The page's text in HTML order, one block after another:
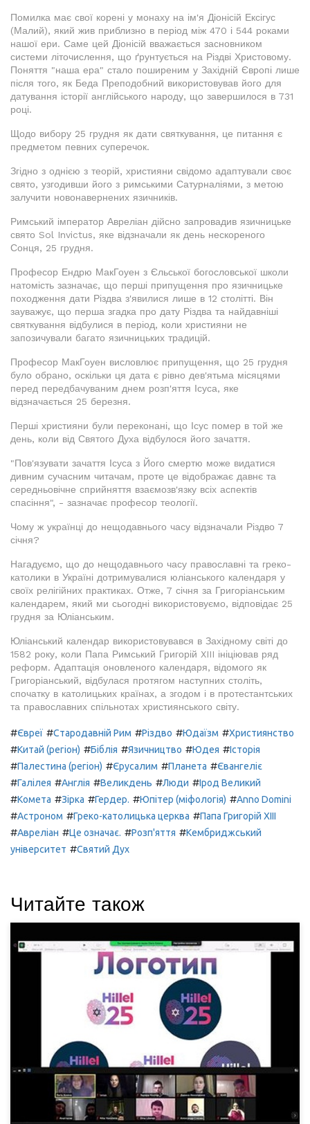
Помилка має свої корені у монаху на ім'я Діонісій Ексігус
(Малий), який жив приблизно в період між 470 і 544 роками
нашої ери. Саме цей Діонісій вважається засновником
системи літочислення, що ґрунтується на Різдві Христовому.
Поняття "наша ера" стало поширеним у Західній Європі лише
після того, як Беда Преподобний використовував його для
датування історії англійського народу, що завершилося в 731
році.
Щодо вибору 25 грудня як дати святкування, це питання є
предметом певних суперечок.
Згідно з однією з теорій, християни свідомо адаптували своє
свято, узгодивши його з римськими Сатурналіями, з метою
залучити новонавернених язичників.
Римський імператор Авреліан дійсно запровадив язичницьке
свято Sol Invictus, яке відзначали як день нескореного
Сонця, 25 грудня.
Професор Ендрю МакГоуен з Єльської богословської школи
натомість зазначає, що перші припущення про язичницьке
походження дати Різдва з'явилися лише в 12 столітті. Він
зауважує, що перша згадка про дату Різдва та найдавніші
святкування відбулися в період, коли християни не
запозичували багато язичницьких традицій.
Професор МакГоуен висловлює припущення, що 25 грудня
було обрано, оскільки ця дата є рівно дев'ятьма місяцями
перед передбачуваним днем розп'яття Ісуса, яке
відзначається 25 березня.
Перші християни були переконані, що Ісус помер в той же
день, коли від Святого Духа відбулося його зачаття.
"Пов'язувати зачаття Ісуса з Його смертю може видатися
дивним сучасним читачам, проте це відображає давнє та
середньовічне сприйняття взаємозв'язку всіх аспектів
спасіння", - зазначає професор теології.
Чому ж українці до нещодавнього часу відзначали Різдво 7
січня?
Нагадуємо, що до нещодавнього часу православні та греко-
католики в Україні дотримувалися юліанського календаря у
своїх релігійних практиках. Отже, 7 січня за Григоріанським
календарем, який ми сьогодні використовуємо, відповідає 25
грудня за Юліанським.
Юліанський календар використовувався в Західному світі до
1582 року, коли Папа Римський Григорій XIII ініціював ряд
реформ. Адаптація оновленого календаря, відомого як
Григоріанський, відбулася протягом наступних століть,
спочатку в католицьких країнах, а згодом і в протестантських
та православних спільнотах християнського світу.
#Євреї #Стародавній Рим #Різдво #Юдаїзм #Християнство
#Китай (регіон) #Біблія #Язичництво #Юдея #Історія
#Палестина (регіон) #Єрусалим #Планета #Євангеліє
#Галілея #Англія #Великдень #Люди #Ірод Великий
#Комета #Зірка #Гердер. #Юпітер (міфологія) #Anno Domini
#Астроном #Греко-католицька церква #Папа Григорій XIII
#Авреліан #Це означає. #Розп'яття #Кембриджський
університет #Святий Дух
Читайте також